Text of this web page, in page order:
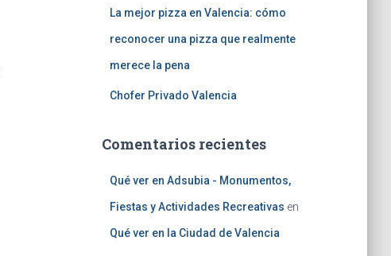
La mejor pizza en Valencia: cómo
reconocer una pizza que realmente
merece la pena
Chofer Privado Valencia
Comentarios recientes
Qué ver en Adsubia - Monumentos,
Fiestas y Actividades Recreativas en
Qué ver en la Ciudad de Valencia